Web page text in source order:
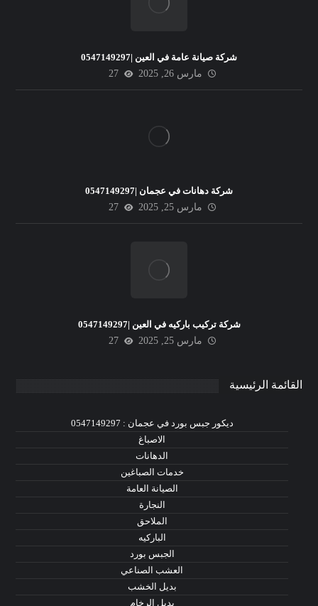
شركة صيانة عامة في العين |0547149297
مارس 26, 2025
27
شركة دهانات في عجمان |0547149297
مارس 25, 2025
27
شركة تركيب باركيه في العين |0547149297
مارس 25, 2025
27
القائمة الرئيسية
ديكور جبس بورد في عجمان : 0547149297
الاصباغ
الدهانات
خدمات الصباغين
الصيانة العامة
النجارة
الملاحق
الباركيه
الجبس بورد
العشب الصناعي
بديل الخشب
بديل الرخام